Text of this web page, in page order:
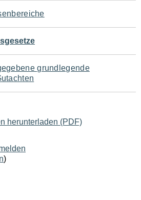
grundlegende
herunterladen (PDF)
)